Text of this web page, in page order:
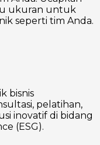
ukuran untuk
seperti tim Anda.
bisnis
pelatihan,
inovatif di bidang
(ESG).